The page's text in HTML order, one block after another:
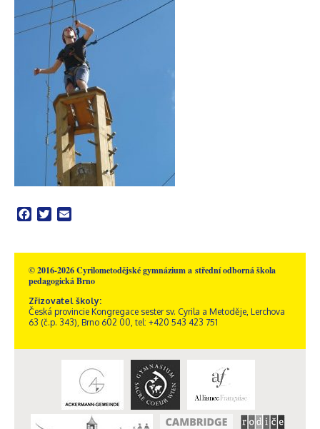
Facebook
Twitter
© 2016-2026 Cyrilometodějské gymnázium a střední odborná škola
pedagogická Brno
Zřizovatel školy:
Česká provincie Kongregace sester sv. Cyrila a Metoděje, Lerchova
63 (č.p. 343), Brno 602 00, tel: +420 543 423 751